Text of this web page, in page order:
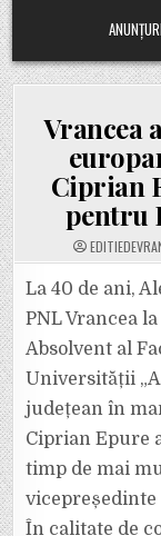
ANUNȚURI
Vrancea
Ciprian
pentru
La 40 de ani,
PNL Vrancea
Absolvent al
Universității
județean în
Ciprian Epure
timp de mai
vicepreședinte
În calitate de